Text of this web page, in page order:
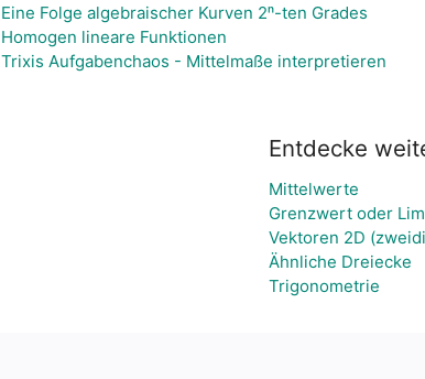
Eine Folge algebraischer Kurven 2ⁿ-ten Grades
Homogen lineare Funktionen
Trixis Aufgabenchaos - Mittelmaße interpretieren
Entdecke
Mittelwerte
Grenzwert oder
Vektoren 2D
Ähnliche Dreiecke
Trigonometrie